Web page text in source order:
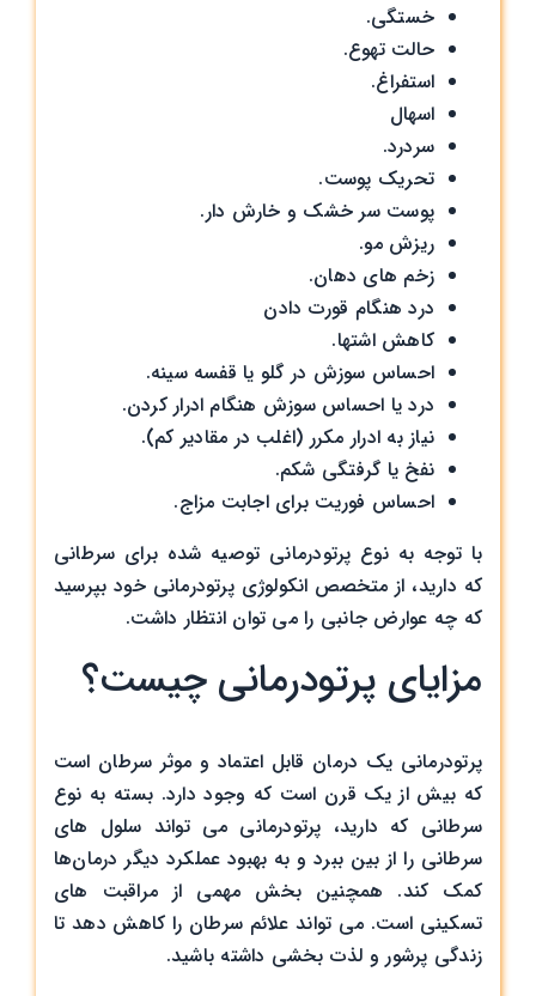
خستگی.
حالت تهوع.
استفراغ.
اسهال
سردرد.
تحریک پوست.
پوست سر خشک و خارش دار.
ریزش مو.
زخم های دهان.
درد هنگام قورت دادن
کاهش اشتها.
احساس سوزش در گلو یا قفسه سینه.
درد یا احساس سوزش هنگام ادرار کردن.
نیاز به ادرار مکرر (اغلب در مقادیر کم).
نفخ یا گرفتگی شکم.
احساس فوریت برای اجابت مزاج.
با توجه به نوع پرتودرمانی توصیه شده برای سرطانی
که دارید، از متخصص انکولوژی پرتودرمانی خود بپرسید
که چه عوارض جانبی را می توان انتظار داشت.
مزایای پرتودرمانی چیست؟
پرتودرمانی یک درمان قابل اعتماد و موثر سرطان است
که بیش از یک قرن است که وجود دارد. بسته به نوع
سرطانی که دارید، پرتودرمانی می تواند سلول های
سرطانی را از بین ببرد و به بهبود عملکرد دیگر درمان‌ها
کمک کند. همچنین بخش مهمی از مراقبت های
تسکینی است. می تواند علائم سرطان را کاهش دهد تا
زندگی پرشور و لذت بخشی داشته باشید.